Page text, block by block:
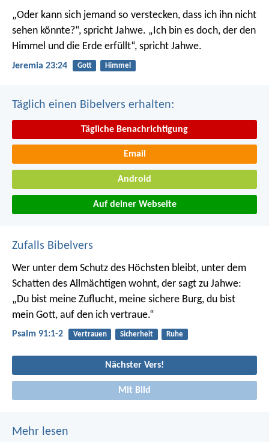
„Oder kann sich jemand so verstecken, dass ich ihn nicht
sehen könnte?“, spricht Jahwe. „Ich bin es doch, der den
Himmel und die Erde erfüllt“, spricht Jahwe.
Jeremia 23:24 Gott Himmel
Täglich einen Bibelvers erhalten:
Tägliche Benachrichtigung
Email
Android
Auf deiner Webseite
Zufalls Bibelvers
Wer unter dem Schutz des Höchsten bleibt, unter dem
Schatten des Allmächtigen wohnt, der sagt zu Jahwe:
„Du bist meine Zuflucht, meine sichere Burg, du bist
mein Gott, auf den ich vertraue.“
Psalm 91:1-2 Vertrauen Sicherheit Ruhe
Nächster Vers!
Mit Bild
Mehr lesen